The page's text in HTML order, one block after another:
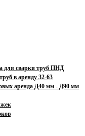
для сварки труб ПНД
в аренду 32-63
аренда Д40 мм - Д90 мм